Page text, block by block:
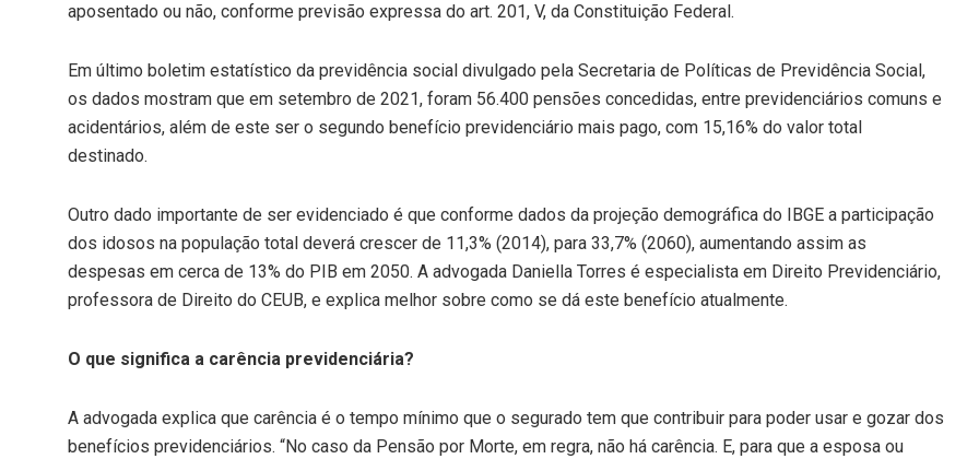
aposentado ou não, conforme previsão expressa do art. 201, V, da Constituição Federal.
Em último boletim estatístico da previdência social divulgado pela Secretaria de Políticas de Previdência Social,
os dados mostram que em setembro de 2021, foram 56.400 pensões concedidas, entre previdenciários comuns e
acidentários, além de este ser o segundo benefício previdenciário mais pago, com 15,16% do valor total
destinado.
Outro dado importante de ser evidenciado é que conforme dados da projeção demográfica do IBGE a participação
dos idosos na população total deverá crescer de 11,3% (2014), para 33,7% (2060), aumentando assim as
despesas em cerca de 13% do PIB em 2050. A advogada Daniella Torres é especialista em Direito Previdenciário,
professora de Direito do CEUB, e explica melhor sobre como se dá este benefício atualmente.
O que significa a carência previdenciária?
A advogada explica que carência é o tempo mínimo que o segurado tem que contribuir para poder usar e gozar dos
benefícios previdenciários. “No caso da Pensão por Morte, em regra, não há carência. E, para que a esposa ou